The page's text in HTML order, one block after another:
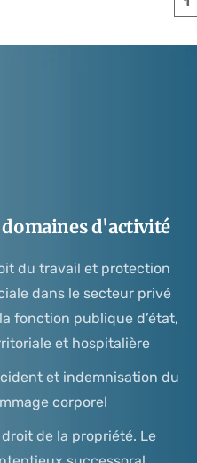
domaines d'activité
du travail et protection
dans le secteur privé
fonction publique d’état,
et hospitalière
et indemnisation du
corporel
droit de la propriété. Le